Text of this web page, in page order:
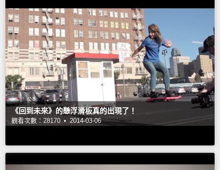
《回到未來》的懸浮滑板真的出現了！
觀看次數：28170 • 2014-03-06